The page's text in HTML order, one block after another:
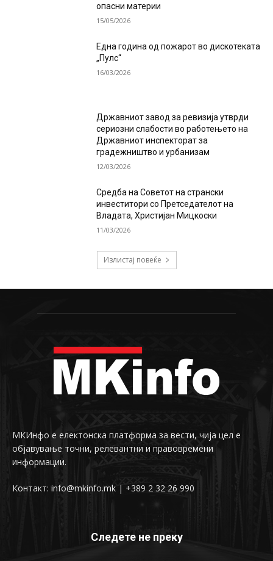
опасни материи
15/05/2026
Една година од пожарот во дискотеката
„Пулс“
16/03/2026
Државниот завод за ревизија утврди
сериозни слабости во работењето на
Државниот инспекторат за
градежништво и урбанизам
12/03/2026
Средба на Советот на странски
инвеститори со Претседателот на
Владата, Христијан Мицкоски
11/03/2026
Излистај повеќе
МКИнфо е електонска платформа за вести, чија цел е
објавување точни, релевантни и правовремени
информации.
Контакт: info@mkinfo.mk | +389 2 32 26 990
Следете не преку